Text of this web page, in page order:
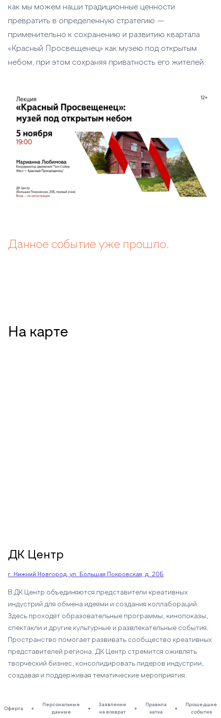
как мы можем наши традиционные ценности
превратить в определенную стратегию —
применительно к сохранению и развитию квартала
«Красный Просвещенец» как музею под открытым
небом, при этом сохраняя приватность его жителей.
Данное событие уже прошло.
На карте
ДК Центр
г. Нижний Новгород, ул. Большая Покровская, д. 20Б
В ДК Центр объединяются представители креативных
индустрий для обмена идеями и создания коллабораций.
Здесь проходят образовательные программы, кинопоказы,
спектакли и другие культурные и развлекательные события.
Пространство помогает развивать сообщество креативных
представителей региона. ДК Центр стремится оживлять
творческий бизнес, консолидировать лидеров индустрии,
создавая и поддерживая тематические мероприятия.
Оферта
Персональные
данные
Заявление
на возврат
Правила
катка
Прошедшие
события